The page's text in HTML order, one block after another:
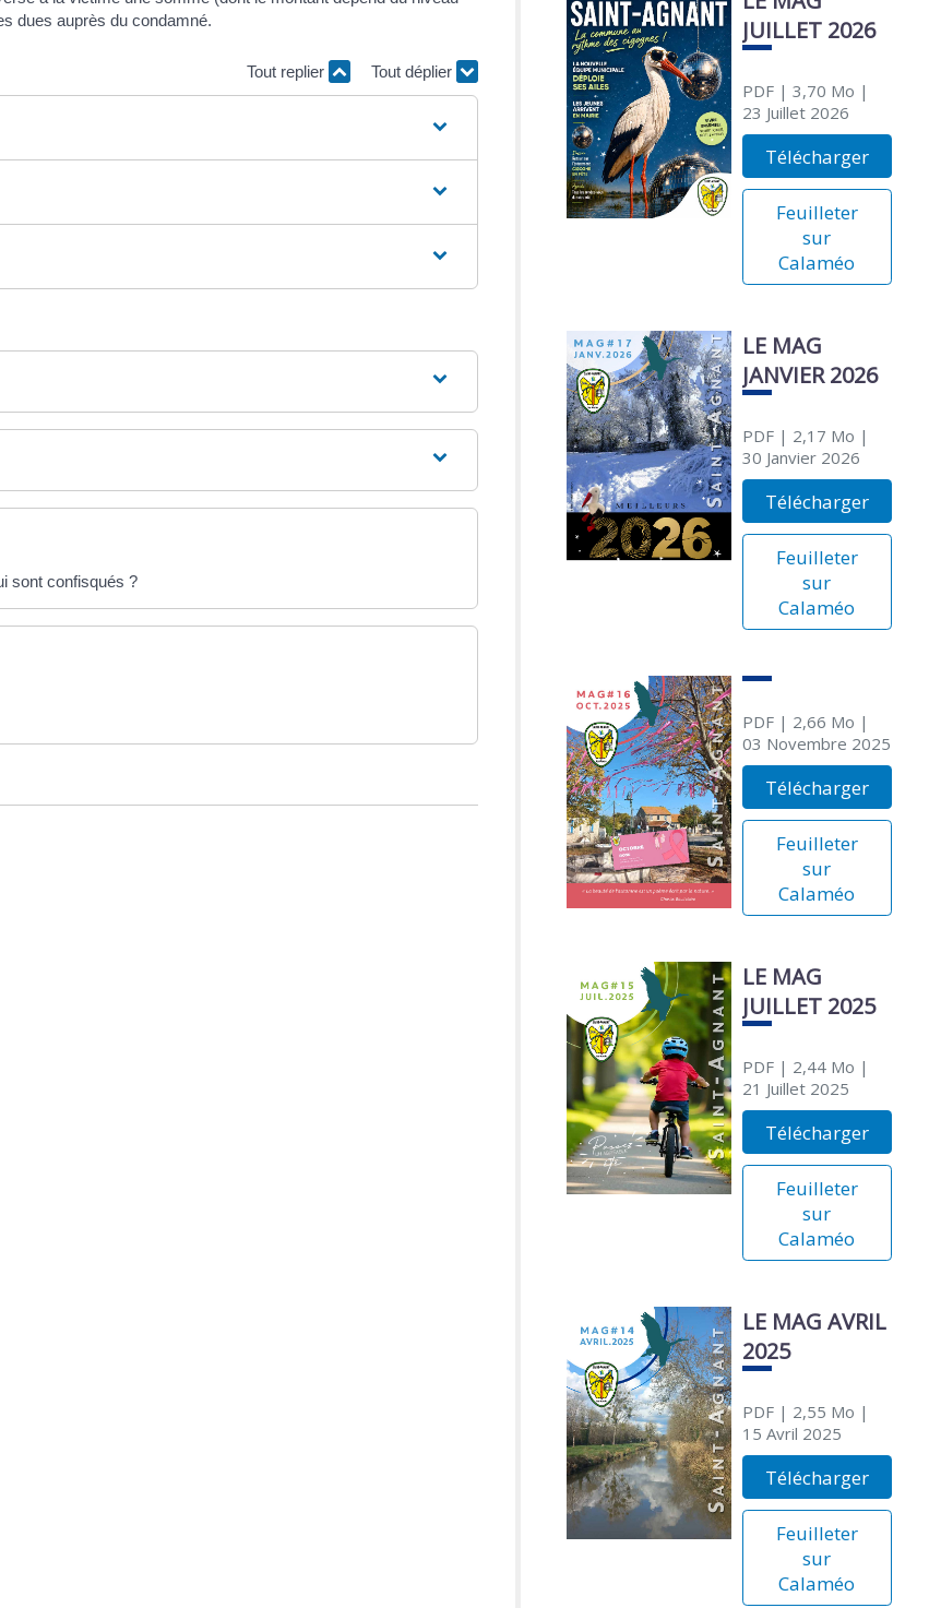
dues auprès du condamné.
Tout replier Tout déplier
sont confisqués ?
JUILLET 2026
PDF| 3,70 Mo |
23 Juillet 2026
Télécharger
Feuilleter
sur
Calaméo
LE MAG
JANVIER 2026
PDF| 2,17 Mo |
30 Janvier 2026
Télécharger
Feuilleter
sur
Calaméo
PDF| 2,66 Mo |
03 Novembre 2025
Télécharger
Feuilleter
sur
Calaméo
LE MAG
JUILLET 2025
PDF| 2,44 Mo |
21 Juillet 2025
Télécharger
Feuilleter
sur
Calaméo
LE MAG AVRIL
2025
PDF| 2,55 Mo |
15 Avril 2025
Télécharger
Feuilleter
sur
Calaméo